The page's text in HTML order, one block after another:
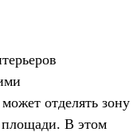
отделять зону
площади. В этом